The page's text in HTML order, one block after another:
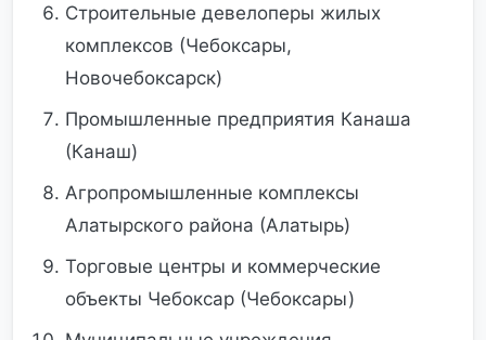
Строительные девелоперы жилых
комплексов (Чебоксары,
Новочебоксарск)
Промышленные предприятия Канаша
(Канаш)
Агропромышленные комплексы
Алатырского района (Алатырь)
Торговые центры и коммерческие
объекты Чебоксар (Чебоксары)